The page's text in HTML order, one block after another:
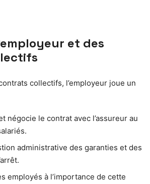
et des
collectifs, l’employeur joue un
négocie le contrat avec l’assureur au
administrative des garanties et des
employés à l’importance de cette